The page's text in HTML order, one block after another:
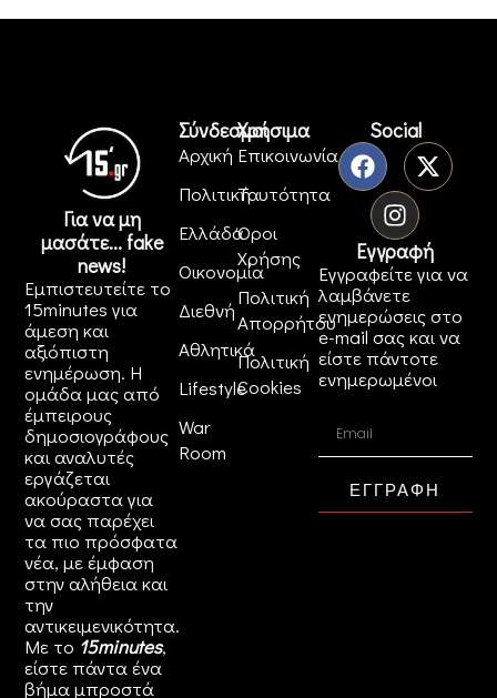
Για να μη
μασάτε... fake
news!
Εμπιστευτείτε το
15minutes για
άμεση και
αξιόπιστη
ενημέρωση. Η
ομάδα μας από
έμπειρους
δημοσιογράφους
και αναλυτές
εργάζεται
ακούραστα για
να σας παρέχει
τα πιο πρόσφατα
νέα, με έμφαση
στην αλήθεια και
την
αντικειμενικότητα.
Με το 15minutes,
είστε πάντα ένα
βήμα μπροστά
Σύνδεσμοι
Αρχική
Πολιτική
Ελλάδα
Οικονομία
Διεθνή
Αθλητικά
Lifestyle
War
Room
Χρήσιμα
Επικοινωνία
Ταυτότητα
Όροι
Χρήσης
Πολιτική
Απορρήτου
Πολιτική
Cookies
Social
Εγγραφή
Εγγραφείτε για να
λαμβάνετε
ενημερώσεις στο
e-mail σας και να
είστε πάντοτε
ενημερωμένοι
ΕΓΓΡΑΦΗ